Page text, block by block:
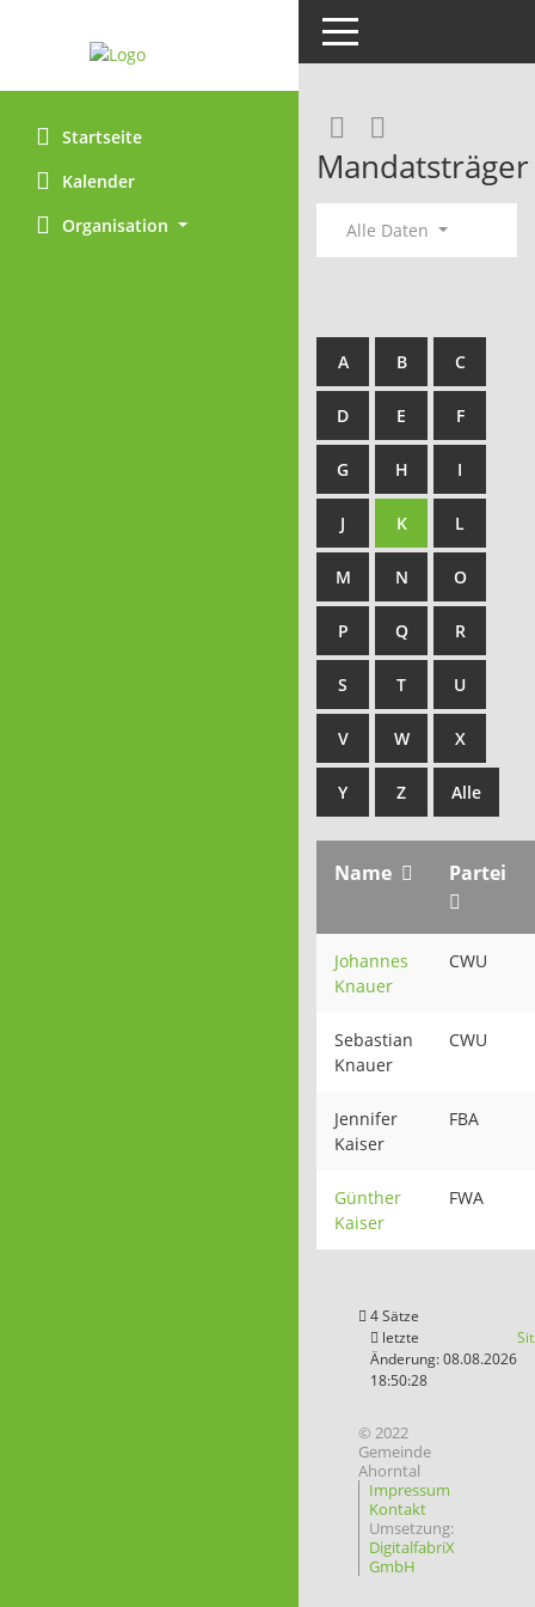
Startseite
Kalender
Organisation
Toggle navigation
Mandatsträger
Alle Daten
A B C
D E F
G H I
J K L
M N O
P Q R
S T U
V W X
Y Z Alle
Name Partei
Johannes
Knauer
CWU
Sebastian
Knauer
CWU
Jennifer
Kaiser
FBA
Günther
Kaiser
FWA
4 Sätze
letzte
Änderung: 08.08.2026
18:50:28
© 2022
Gemeinde
Ahorntal
Impressum
Kontakt
Umsetzung:
DigitalfabriX
GmbH